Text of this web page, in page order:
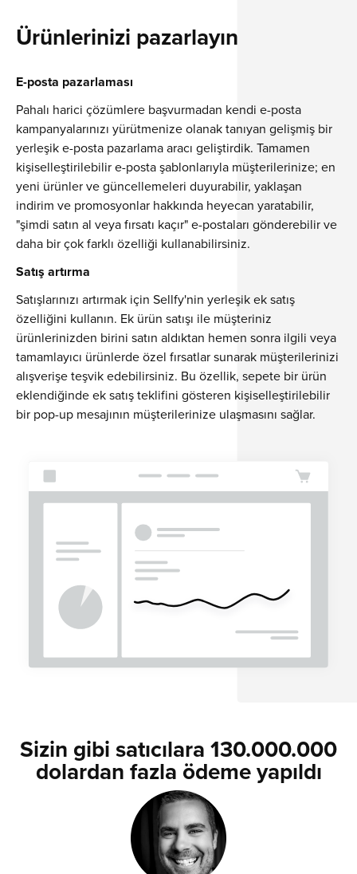
Ürünlerinizi pazarlayın
E-posta pazarlaması
Pahalı harici çözümlere başvurmadan kendi e-posta
kampanyalarınızı yürütmenize olanak tanıyan gelişmiş bir
yerleşik e-posta pazarlama aracı geliştirdik. Tamamen
kişiselleştirilebilir e-posta şablonlarıyla müşterilerinize; en
yeni ürünler ve güncellemeleri duyurabilir, yaklaşan
indirim ve promosyonlar hakkında heyecan yaratabilir,
"şimdi satın al veya fırsatı kaçır" e-postaları gönderebilir ve
daha bir çok farklı özelliği kullanabilirsiniz.
Satış artırma
Satışlarınızı artırmak için Sellfy'nin yerleşik ek satış
özelliğini kullanın. Ek ürün satışı ile müşteriniz
ürünlerinizden birini satın aldıktan hemen sonra ilgili veya
tamamlayıcı ürünlerde özel fırsatlar sunarak müşterilerinizi
alışverişe teşvik edebilirsiniz. Bu özellik, sepete bir ürün
eklendiğinde ek satış teklifini gösteren kişiselleştirilebilir
bir pop-up mesajının müşterilerinize ulaşmasını sağlar.
Sizin gibi satıcılara 130.000.000
dolardan fazla ödeme yapıldı